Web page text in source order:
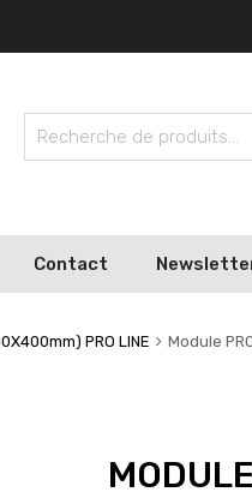
Contact
PRO LINE
Module